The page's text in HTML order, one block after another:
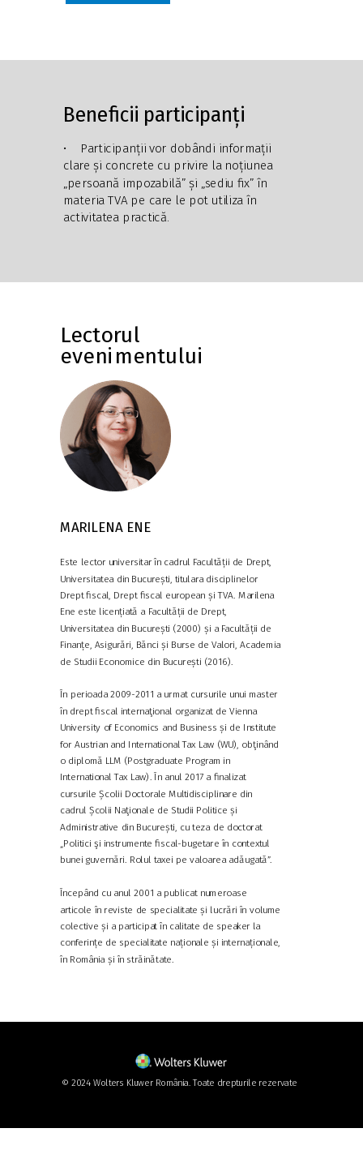
MARILENA ENE
Este lector universitar în cadrul Facultății de Drept,
Universitatea din București, titulara disciplinelor
Drept fiscal, Drept fiscal european și TVA. Marilena
Ene este licențiată a Facultății de Drept,
Universitatea din București (2000) și a Facultății de
Finanțe, Asigurări, Bănci și Burse de Valori, Academia
de Studii Economice din București (2016).
În perioada 2009-2011 a urmat cursurile unui master
în drept fiscal internaţional organizat de Vienna
University of Economics and Business și de Institute
for Austrian and International Tax Law (WU), obţinând
o diplomă LLM (Postgraduate Program in
International Tax Law). În anul 2017 a finalizat
cursurile Școlii Doctorale Multidisciplinare din
cadrul Școlii Naţionale de Studii Politice și
Administrative din București, cu teza de doctorat
„Politici şi instrumente fiscal-bugetare în contextul
bunei guvernări. Rolul taxei pe valoarea adăugată”.
Începând cu anul 2001 a publicat numeroase
articole în reviste de specialitate și lucrări în volume
colective și a participat în calitate de speaker la
conferințe de specialitate naționale și internaționale,
în România și în străinătate.
Lectorul
evenimentului
© 2024 Wolters Kluwer România. Toate drepturile rezervate
Beneficii participanți
• Participanții vor dobândi informații
clare și concrete cu privire la noțiunea
„persoană impozabilă” și „sediu fix” în
materia TVA pe care le pot utiliza în
activitatea practică.